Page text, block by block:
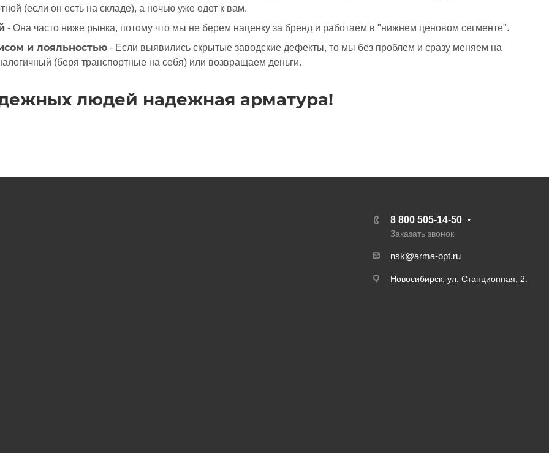
(если он есть на складе), а ночью уже едет к вам.
- Она часто ниже рынка, потому что мы не берем наценку за бренд и работаем в "нижнем ценовом сегменте".
и лояльностью - Если выявились скрытые заводские дефекты, то мы без проблем и сразу меняем на
(беря транспортные на себя) или возвращаем деньги.
людей надежная арматура!
8 800 505-14-50
Заказать звонок
nsk@arma-opt.ru
Новосибирск, ул. Станционная, 2.